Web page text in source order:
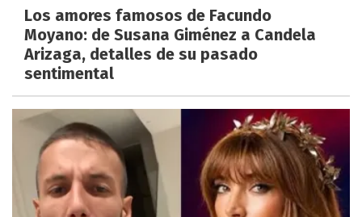
Los amores famosos de Facundo
Moyano: de Susana Giménez a Candela
Arizaga, detalles de su pasado
sentimental